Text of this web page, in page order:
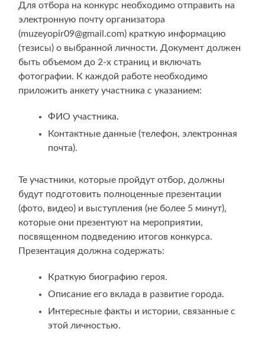
Для отбора на конкурс необходимо отправить на
электронную почту организатора
(muzeyopir09@gmail.com) краткую информацию
(тезисы) о выбранной личности. Документ должен
быть объемом до 2-х страниц и включать
фотографии. К каждой работе необходимо
приложить анкету участника с указанием:
ФИО участника.
Контактные данные (телефон, электронная
почта).
Те участники, которые пройдут отбор, должны
будут подготовить полноценные презентации
(фото, видео) и выступления (не более 5 минут),
которые они презентуют на мероприятии,
посвященном подведению итогов конкурса.
Презентация должна содержать:
Краткую биографию героя.
Описание его вклада в развитие города.
Интересные факты и истории, связанные с
этой личностью.